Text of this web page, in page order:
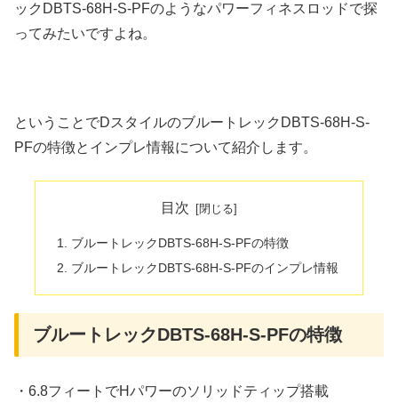
ックDBTS-68H-S-PFのようなパワーフィネスロッドで探
ってみたいですよね。
ということでDスタイルのブルートレックDBTS-68H-S-
PFの特徴とインプレ情報について紹介します。
目次
ブルートレックDBTS-68H-S-PFの特徴
ブルートレックDBTS-68H-S-PFのインプレ情報
ブルートレックDBTS-68H-S-PFの特徴
・6.8フィートでHパワーのソリッドティップ搭載